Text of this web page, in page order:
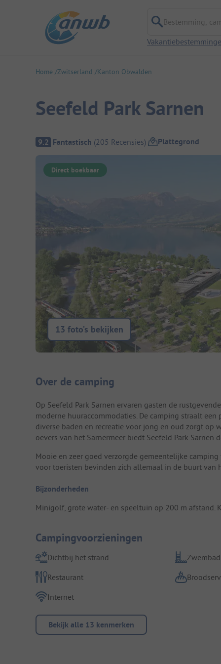
Bestemming,
Home Zwitserland Kanton Obwalden
Seefeld Park Sarnen
Camping overzicht
9.2 Fantastisch (205 Recensies) Plattegrond
Direct boekbaar
13 foto’s bekijken
Camping introductie
Over de camping
Op Seefeld Park Sarnen ervaren gasten de
moderne huuraccommodaties. De camping straalt
diverse baden en recreatie voor jong en oud zorgt op
oevers van het Sarnermeer biedt Seefeld Park
Mooie en zeer goed verzorgde gemeentelijke
voor toeristen bevinden zich allemaal in de buurt van
Bijzonderheden
Minigolf, grote water- en speeltuin op 200 m afstand.
Campingvoorzieningen
Dichtbij het strand
Zwembad
Restaurant
Internet
Bekijk alle 13 kenmerken